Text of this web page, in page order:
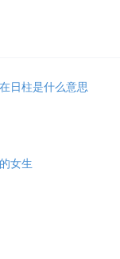
日柱是什么意思
女生